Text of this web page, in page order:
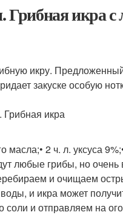
Грибная икра с
икру.
закуске особую
масла;• 2 ч. л. уксуса
любые грибы, но очень
и очищаем
и икра может
и отправляем на